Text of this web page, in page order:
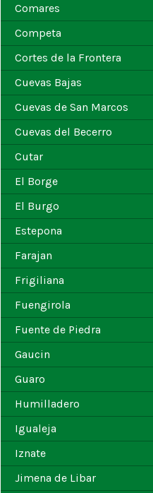
Comares
Competa
Cortes de la Frontera
Cuevas Bajas
Cuevas de San Marcos
Cuevas del Becerro
Cutar
El Borge
El Burgo
Estepona
Farajan
Frigiliana
Fuengirola
Fuente de Piedra
Gaucin
Guaro
Humilladero
Igualeja
Iznate
Jimena de Libar